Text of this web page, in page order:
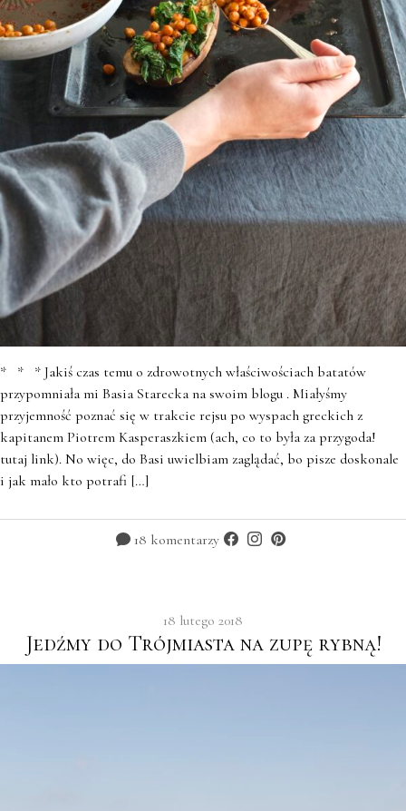
* * * Jakiś czas temu o zdrowotnych właściwościach batatów
przypomniała mi Basia Starecka na swoim blogu . Miałyśmy
przyjemność poznać się w trakcie rejsu po wyspach greckich z
kapitanem Piotrem Kasperaszkiem (ach, co to była za przygoda!
tutaj link). No więc, do Basi uwielbiam zaglądać, bo pisze doskonale
i jak mało kto potrafi […]
18 komentarzy
18 lutego 2018
Jedźmy do Trójmiasta na zupę rybną!